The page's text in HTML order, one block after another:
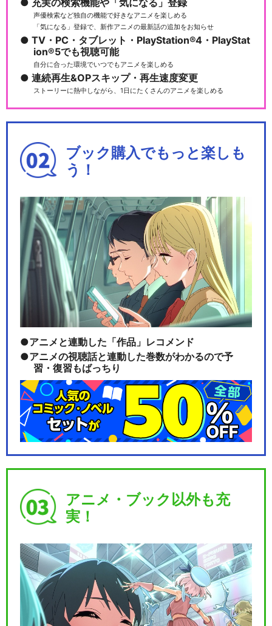
充実の検索機能や「気になる」登録
声優検索など独自の機能で好きなアニメを楽しめる
「気になる」登録で、新作アニメの最新話の追加をお知らせ
TV・PC・タブレット・PlayStation®4・PlayStat
ion®5でも視聴可能
自分に合った環境でいつでもアニメを楽しめる
連続再生&OPスキップ・再生速度変更
ストーリーに熱中しながら、1日にたくさんのアニメを楽しめる
ブック購入でもっと楽しも
う！
アニメと連動した「作品」レコメンド
アニメの視聴話と連動した巻数がわかるので予
習・復習もばっちり
アニメ・ブック以外も充
実！